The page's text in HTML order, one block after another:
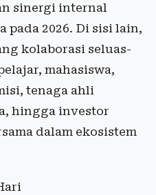
sinergi internal
pada 2026. Di sisi lain,
kolaborasi seluas-
mahasiswa,
tenaga ahli
hingga investor
dalam ekosistem